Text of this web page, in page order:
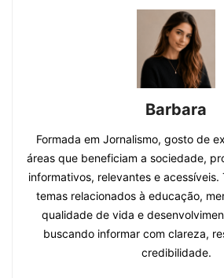
Barbara
Formada em Jornalismo, gosto de
áreas que beneficiam a sociedade,
informativos, relevantes e acessíveis.
temas relacionados à educação,
qualidade de vida e
buscando informar com clareza,
credibilidade.